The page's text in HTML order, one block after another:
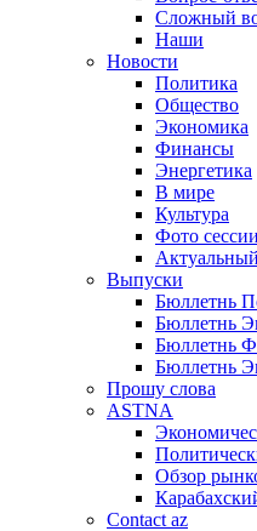
Сложный
Наши
Новости
Политика
Общество
Экономика
Финансы
Энергетика
В мире
Культура
Фото сессии
Выпуски
Бюллетнь
Бюллетнь
Бюллетнь
Бюллетнь
Прошу слова
ASTNA
Обзор
Contact az